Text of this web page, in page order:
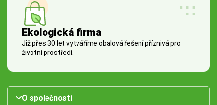
Ekologická firma
Již přes 30 let vytváříme obalová řešení příznivá pro
životní prostředí.
O společnosti